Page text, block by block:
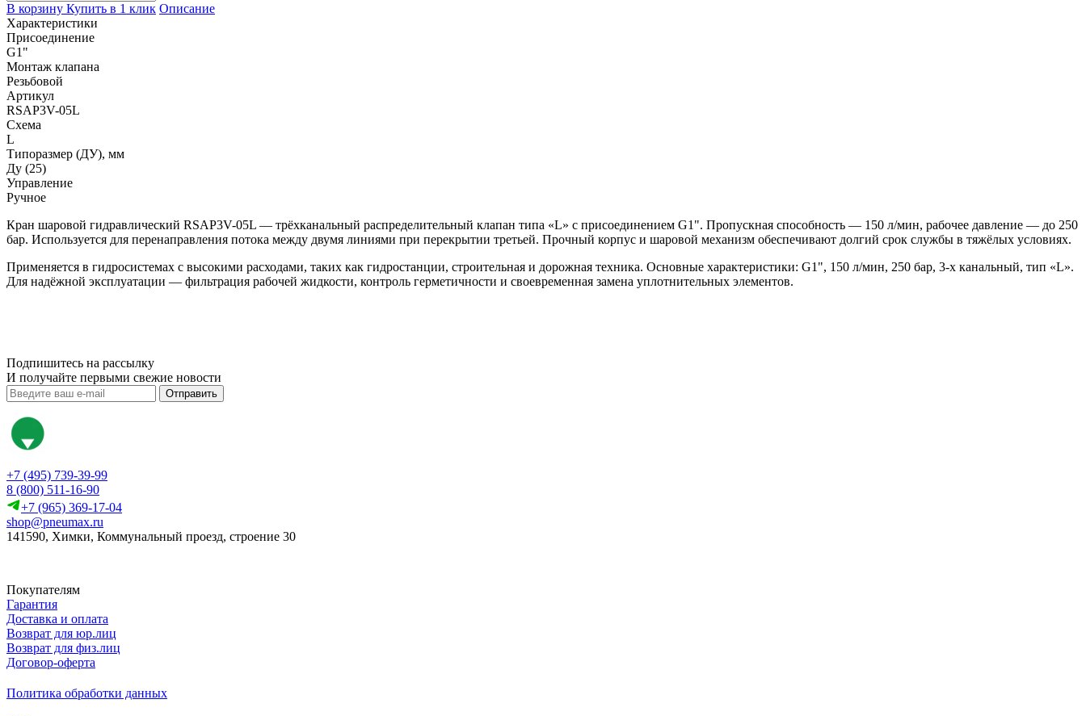
В корзину Купить в 1 клик Описание
Характеристики
Присоединение
G1"
Монтаж клапана
Резьбовой
Артикул
RSAP3V-05L
Схема
L
Типоразмер (ДУ), мм
Ду (25)
Управление
Ручное
Кран шаровой гидравлический RSAP3V-05L — трёхканальный распределительный клапан типа «L» с присоединением G1". Пропускная способность — 150 л/мин, рабочее давление — до 250
бар. Используется для перенаправления потока между двумя линиями при перекрытии третьей. Прочный корпус и шаровой механизм обеспечивают долгий срок службы в тяжёлых условиях.
Применяется в гидросистемах с высокими расходами, таких как гидростанции, строительная и дорожная техника. Основные характеристики: G1", 150 л/мин, 250 бар, 3-х канальный, тип «L».
Для надёжной эксплуатации — фильтрация рабочей жидкости, контроль герметичности и своевременная замена уплотнительных элементов.
Подпишитесь на рассылку
И получайте первыми свежие новости
Отправить
+7 (495) 739-39-99
8 (800) 511-16-90
+7 (965) 369-17-04
shop@pneumax.ru
141590, Химки, Коммунальный проезд, строение 30
Покупателям
Гарантия
Доставка и оплата
Возврат для юр.лиц
Возврат для физ.лиц
Договор-оферта
Политика обработки данных